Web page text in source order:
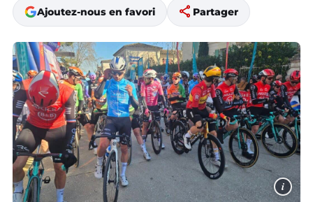
Ajoutez-nous en favori share Partager
i